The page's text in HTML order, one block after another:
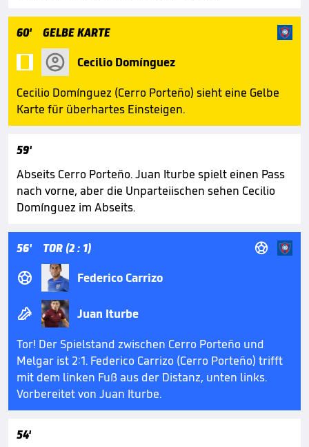
60' GELBE KARTE
Cecilio Domínguez
Cecilio Domínguez (Cerro Porteño) sieht eine Gelbe
Karte für überhartes Einsteigen.
59'
Abseits Cerro Porteño. Juan Iturbe spielt einen Pass
nach vorne, aber die Unparteiischen sehen Cecilio
Domínguez im Abseits.
56' TOR (2 : 1) 
 Federico Carrizo

Juan Iturbe
Tor! Der Spielstand zwischen Cerro Porteño und
Melgar ist 2:1. Federico Carrizo (Cerro Porteño) trifft
mit dem linken Fuß aus der Distanz, unten links.
Vorbereitet von Juan Iturbe.
54'